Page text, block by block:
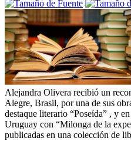
Alejandra Olivera recibió un
Alegre, Brasil, por una de sus
destaque literario “Poseída” , y
Uruguay con “Milonga de la
publicadas en una colección de